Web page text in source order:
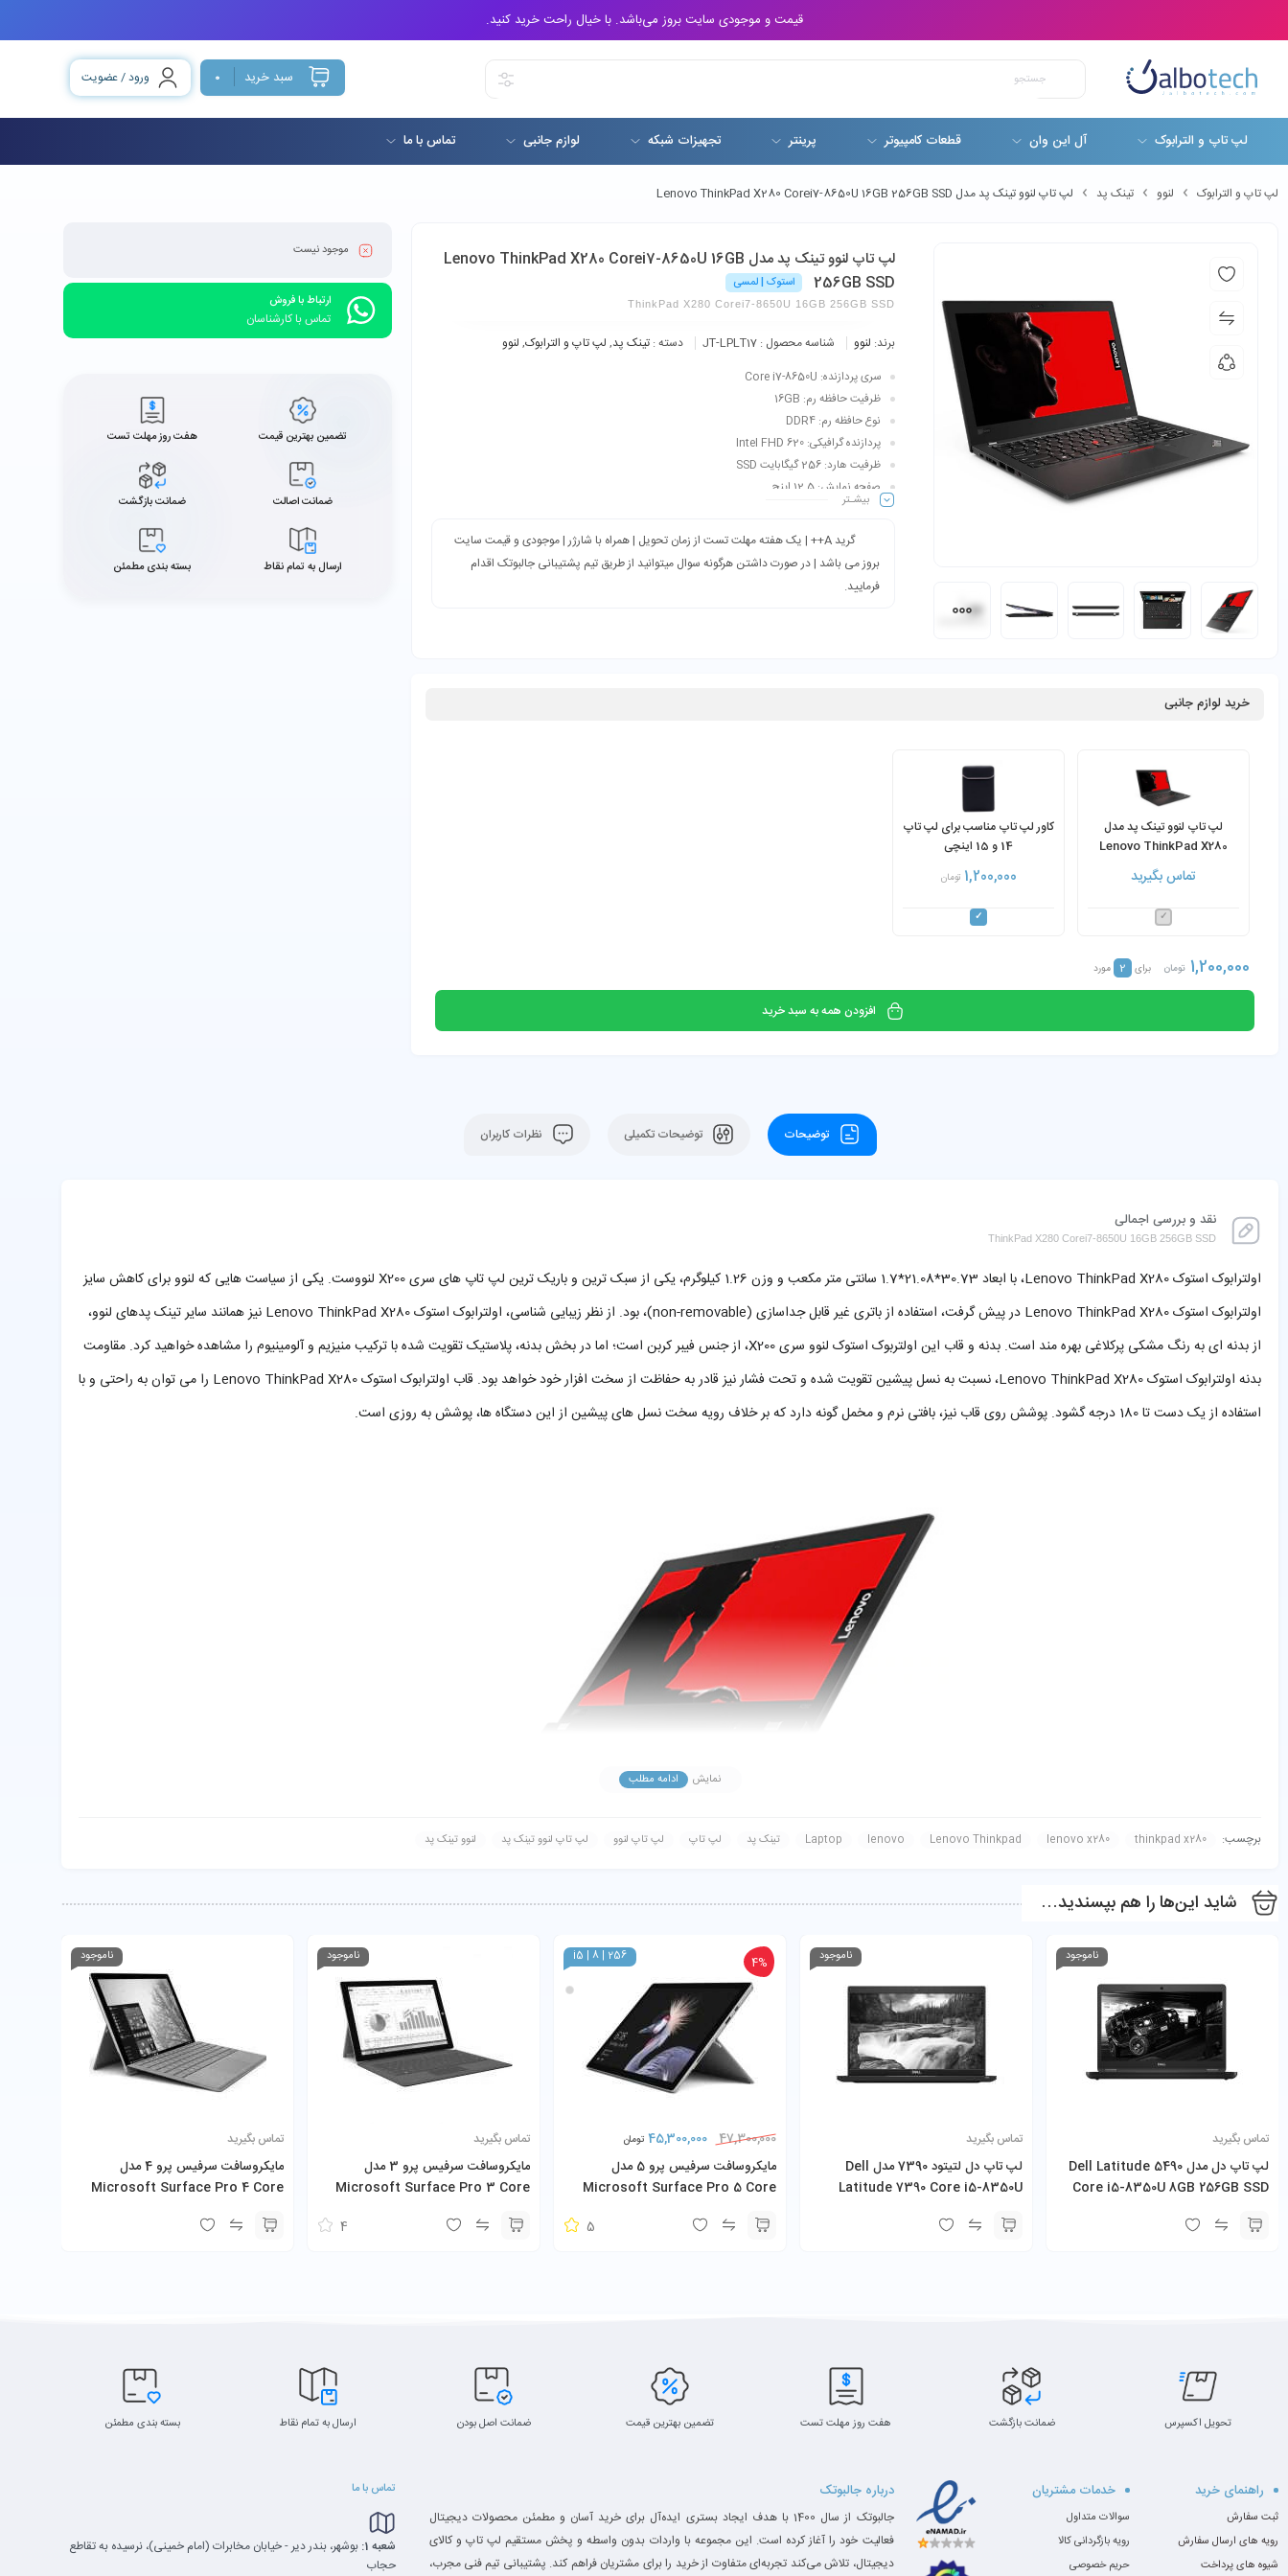
قیمت و موجودی سایت بروز می‌باشد. با خیال راحت خرید کنید.
سبد خرید 0 ورود / عضویت
لپ تاپ و الترابوک آل این وان قطعات کامپیوتر پرینتر تجهیزات شبکه لوازم جانبی تماس با ما
لپ تاپ و الترابوک لنوو تینک پد لپ تاپ لنوو تینک پد مدل Lenovo ThinkPad X280 Corei7-8650U 16GB 256GB SSD
لپ تاپ لنوو تینک پد مدل Lenovo ThinkPad X280 Corei7-8650U 16GB
256GB SSD
استوک | لمسی
ThinkPad X280 Corei7-8650U 16GB 256GB SSD
برند: لنوو شناسه محصول :JT-LPLT17 دسته :تینک پد, لپ تاپ و الترابوک, لنوو
سری پردازنده: Core i7-8650U
ظرفیت حافظه رم: 16GB
نوع حافظه رم: DDR4
پردازنده گرافیکی: Intel FHD 620
ظرفیت هارد: 256 گیگابایت SSD
صفحه نمایش: 12.5 اینچ
بیشـتر
گرید A++ | یک هفته مهلت تست از زمان تحویل | همراه با شارژر | موجودی و قیمت سایت
بروز می باشد | در صورت داشتن هرگونه سوال میتوانید از طریق تیم پشتیبانی جالبوتک اقدام
فرمایید.
خرید لوازم جانبی
لپ تاپ لنوو تینک پد مدل
Lenovo ThinkPad X280
Corei7-8650U 16GB 256GB
SSD
تماس بگیرید
کاور لپ تاپ مناسب برای لپ تاپ
14 و 15 اینچی
1,200,000 تومان
1,200,000 تومان برای 2 مورد
افزودن همه به سبد خرید
موجود نیست
ارتباط با فروش
تماس با کارشناسان
تضمین بهترین قیمت هفت روز مهلت تست
ضمانت اصالت ضمانت بازگشت
ارسال به تمام نقاط بسته بندی مطمئن
توضیحات توضیحات تکمیلی نظرات کاربران
نقد و بررسی اجمالی
ThinkPad X280 Corei7-8650U 16GB 256GB SSD
اولترابوک استوک Lenovo ThinkPad X280، با ابعاد 30.73*21.08*1.7 سانتی متر مکعب و وزن 1.26 کیلوگرم، یکی از سبک ترین و باریک ترین لپ تاپ های سری X200 لنووست. یکی از سیاست هایی که لنوو برای کاهش سایز
اولترابوک استوک Lenovo ThinkPad X280 در پیش گرفت، استفاده از باتری غیر قابل جداسازی (non-removable)، بود. از نظر زیبایی شناسی، اولترابوک استوک Lenovo ThinkPad X280 نیز همانند سایر تینک پدهای لنوو،
از بدنه ای به رنگ مشکی پرکلاغی بهره مند است. بدنه و قاب این اولتربوک استوک لنوو سری X200، از جنس فیبر کربن است؛ اما در بخش بدنه، پلاستیک تقویت شده با ترکیب منیزیم و آلومینیوم را مشاهده خواهید کرد. مقاومت
بدنه اولترابوک استوک Lenovo ThinkPad X280، نسبت به نسل پیشین تقویت شده و تحت فشار نیز قادر به حفاظت از سخت افزار خود خواهد بود. قاب اولترابوک استوک Lenovo ThinkPad X280 را می توان به راحتی و با
استفاده از یک دست تا 180 درجه گشود. پوشش روی قاب نیز، بافتی نرم و مخمل گونه دارد که بر خلاف رویه سخت نسل های پیشین از این دستگاه ها، پوشش به روزی است.
لپ تاپ لنوو تینک پد مدل ThinkPad X280 Corei7-8650U 16GB 256GB SSD
سری پردازنده: Core i7-8650U ظرفیت حافظه رم: 16GB نوع حافظه رم: DDR4 پردازنده گرافیکی: Intel FHD 620 ظرفیت هارد: 256 گیگابایت SSD صفحه نمایش:
Product Currency:
Product Price:13750000
امتیازدهی ویرایشگر:
نمایش ادامه مطلب
برچسب: Laptop lenovo Lenovo Thinkpad lenovo x280 thinkpad x280 تینک پد لپ تاپ لپ تاپ لنوو لپ تاپ لنوو تینک پد لنوو تینک پد
شاید این‌ها را هم بپسندید…
ناموجود
تماس بگیرید
لپ تاپ دل مدل Dell Latitude 5490
Core i5-8350U 8GB 256GB SSDِ
ناموجود
تماس بگیرید
لپ تاپ دل لتیتود 7390 مدل Dell
Latitude 7390 Core i5-8350U
i5 | 8 | 256 4%
47,300,000
45,300,000 تومان
مایکروسافت سرفیس پرو 5 مدل
Microsoft Surface Pro 5 Core
کیبورد و شارژر
5
ناموجود
تماس بگیرید
مایکروسافت سرفیس پرو 3 مدل
Microsoft Surface Pro 3 Core
4
ناموجود
تماس بگیرید
‎مایکروسافت سرفیس پرو 4 مدل
Microsoft Surface Pro 4 Core
تحویل اکسپرس ضمانت بازگشت هفت روز مهلت تست تضمین بهترین قیمت ضمانت اصل بودن ارسال به تمام نقاط بسته بندی مطمئن
راهنمای خرید
ثبت سفارش
رویه های ارسال سفارش
شیوه های پرداخت
خدمات مشتریان
سوالات متداول
رویه بازگردانی کالا
حریم خصوصی
درباره جالبوتک
جالبوتک از سال 1400 با هدف ایجاد بستری ایده‌آل برای خرید آسان و مطمئن محصولات دیجیتال
فعالیت خود را آغاز کرده است. این مجموعه با واردات بدون واسطه و پخش مستقیم لپ تاپ و کالای
دیجیتال، تلاش می‌کند تجربه‌ای متفاوت از خرید را برای مشتریان فراهم کند. پشتیبانی تیم فنی مجرب،
تماس با ما
شعبه 1:
بوشهر، بندر دیر - خیابان مخابرات (امام خمینی)، نرسیده به تقاطع
حجاب